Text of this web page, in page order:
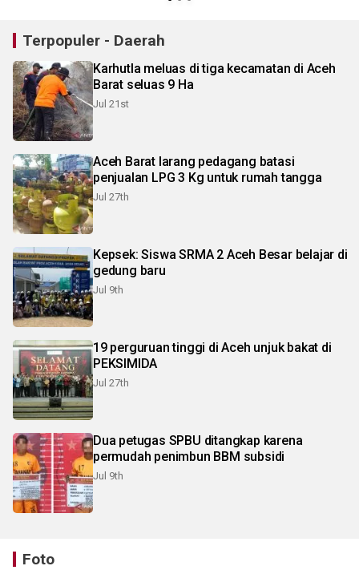
Terpopuler - Daerah
Karhutla meluas di tiga kecamatan di Aceh
Barat seluas 9 Ha
Jul 21st
Aceh Barat larang pedagang batasi
penjualan LPG 3 Kg untuk rumah tangga
Jul 27th
Kepsek: Siswa SRMA 2 Aceh Besar belajar di
gedung baru
Jul 9th
19 perguruan tinggi di Aceh unjuk bakat di
PEKSIMIDA
Jul 27th
Dua petugas SPBU ditangkap karena
permudah penimbun BBM subsidi
Jul 9th
Foto